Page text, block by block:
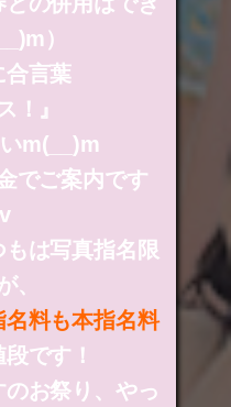
）
合言葉
！』
いm(__)m
でご案内です
は写真指名限
、
名料も本指名料
です！
お祭り、やっ